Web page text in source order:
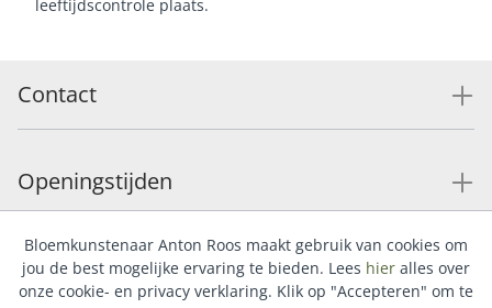
leeftijdscontrole plaats.
Contact
Openingstijden
Service
Bloemkunstenaar Anton Roos maakt gebruik van cookies om
jou de best mogelijke ervaring te bieden. Lees hier alles over
onze cookie- en privacy verklaring. Klik op "Accepteren" om te